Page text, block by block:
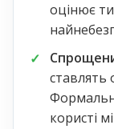
оцінює
ставлять
користі